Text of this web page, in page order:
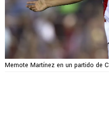
Memote Martínez en un partido de